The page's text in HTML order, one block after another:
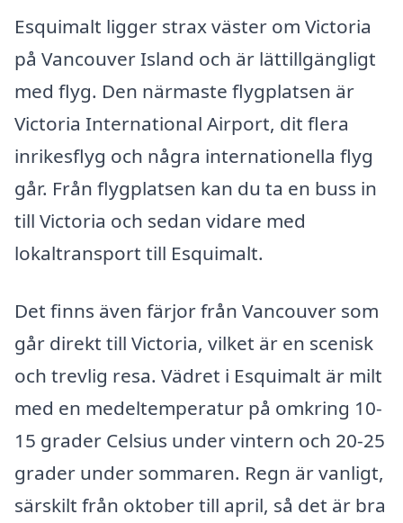
Esquimalt ligger strax väster om Victoria
på Vancouver Island och är lättillgängligt
med flyg. Den närmaste flygplatsen är
Victoria International Airport, dit flera
inrikesflyg och några internationella flyg
går. Från flygplatsen kan du ta en buss in
till Victoria och sedan vidare med
lokaltransport till Esquimalt.
Det finns även färjor från Vancouver som
går direkt till Victoria, vilket är en scenisk
och trevlig resa. Vädret i Esquimalt är milt
med en medeltemperatur på omkring 10-
15 grader Celsius under vintern och 20-25
grader under sommaren. Regn är vanligt,
särskilt från oktober till april, så det är bra